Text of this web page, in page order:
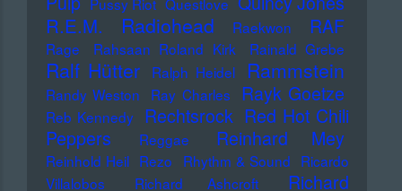
Pussy Riot Questlove
R.E.M. Radiohead Raekwon RAF
Rage Rahsaan Roland Kirk Rainald Grebe
Ralf Hütter Ralph Heidel Rammstein
Randy Weston Ray Charles Rayk Goetze
Reb Kennedy Rechtsrock Red Hot Chili
Peppers
Reggae Reinhard Mey
Reinhold Heil Rezo Rhythm & Sound Ricardo
Villalobos
Richard Ashcroft
Richard